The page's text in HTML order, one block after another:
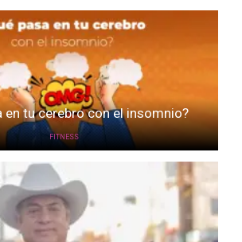
en tu cerebro con el insomnio?
FITNESS